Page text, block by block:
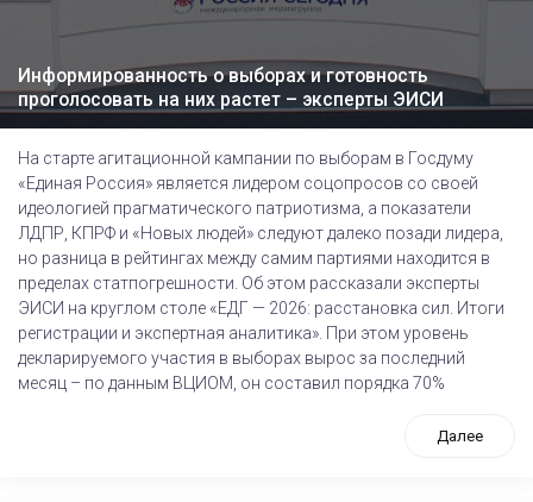
Информированность о выборах и готовность
проголосовать на них растет – эксперты ЭИСИ
На старте агитационной кампании по выборам в Госдуму
«Единая Россия» является лидером соцопросов со своей
идеологией прагматического патриотизма, а показатели
ЛДПР, КПРФ и «Новых людей» следуют далеко позади лидера,
но разница в рейтингах между самим партиями находится в
пределах статпогрешности. Об этом рассказали эксперты
ЭИСИ на круглом столе «ЕДГ — 2026: расстановка сил. Итоги
регистрации и экспертная аналитика». При этом уровень
декларируемого участия в выборах вырос за последний
месяц – по данным ВЦИОМ, он составил порядка 70%
Далее